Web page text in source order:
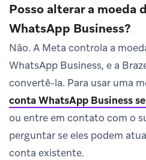
Posso alterar a moeda
WhatsApp Business?
Não. A Meta controla a
WhatsApp Business, e a
convertê-la. Para usar uma
conta WhatsApp Business
ou entre em contato com o
perguntar se eles podem
conta existente.